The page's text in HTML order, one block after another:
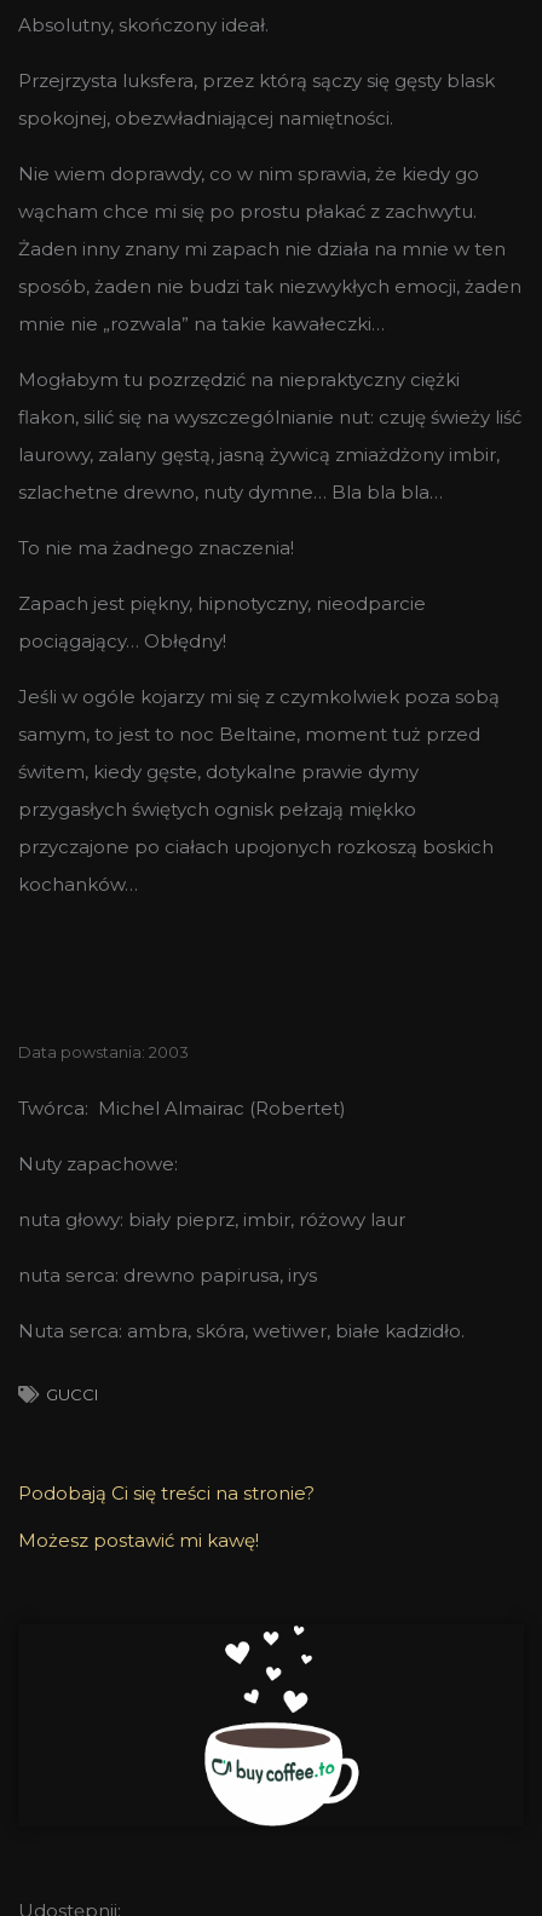
Absolutny, skończony ideał.
Przejrzysta luksfera, przez którą sączy się gęsty blask
spokojnej, obezwładniającej namiętności.
Nie wiem doprawdy, co w nim sprawia, że kiedy go
wącham chce mi się po prostu płakać z zachwytu.
Żaden inny znany mi zapach nie działa na mnie w ten
sposób, żaden nie budzi tak niezwykłych emocji, żaden
mnie nie „rozwala” na takie kawałeczki…
Mogłabym tu pozrzędzić na niepraktyczny ciężki
flakon, silić się na wyszczególnianie nut: czuję świeży liść
laurowy, zalany gęstą, jasną żywicą zmiażdżony imbir,
szlachetne drewno, nuty dymne… Bla bla bla…
To nie ma żadnego znaczenia!
Zapach jest piękny, hipnotyczny, nieodparcie
pociągający… Obłędny!
Jeśli w ogóle kojarzy mi się z czymkolwiek poza sobą
samym, to jest to noc Beltaine, moment tuż przed
świtem, kiedy gęste, dotykalne prawie dymy
przygasłych świętych ognisk pełzają miękko
przyczajone po ciałach upojonych rozkoszą boskich
kochanków…
Data powstania: 2003
Twórca: Michel Almairac (Robertet)
Nuty zapachowe:
nuta głowy: biały pieprz, imbir, różowy laur
nuta serca: drewno papirusa, irys
Nuta serca: ambra, skóra, wetiwer, białe kadzidło.
GUCCI
Podobają Ci się treści na stronie?
Możesz postawić mi kawę!
Udostępnij: